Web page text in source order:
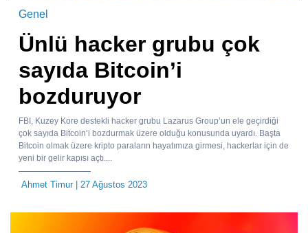
Genel
Ünlü hacker grubu çok
sayıda Bitcoin’i
bozduruyor
FBI, Kuzey Kore destekli hacker grubu Lazarus Group’un ele geçirdiği
çok sayıda Bitcoin’i bozdurmak üzere olduğu konusunda uyardı. Başta
Bitcoin olmak üzere kripto paraların hayatımıza girmesi, hackerlar için de
yeni bir gelir kapısı açtı....
Ahmet Timur| 27 Ağustos 2023